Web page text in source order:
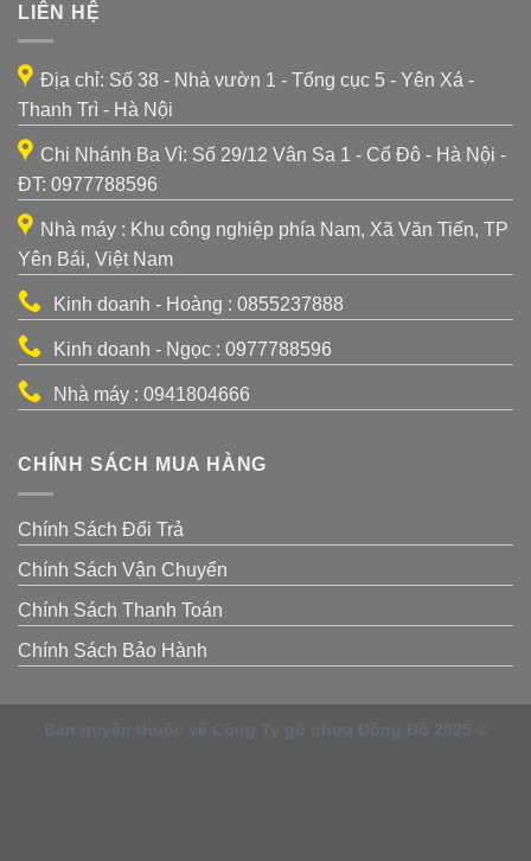
LIÊN HỆ
Địa chỉ: Số 38 - Nhà vườn 1 - Tổng cục 5 - Yên Xá -
Thanh Trì - Hà Nội
Chi Nhánh Ba Vì: Số 29/12 Vân Sa 1 - Cổ Đô - Hà Nội -
ĐT: 0977788596
Nhà máy : Khu công nghiệp phía Nam, Xã Văn Tiến, TP
Yên Bái, Việt Nam
Kinh doanh - Hoàng : 0855237888
Kinh doanh - Ngọc : 0977788596
Nhà máy : 0941804666
CHÍNH SÁCH MUA HÀNG
Chính Sách Đổi Trả
Chính Sách Vận Chuyển
Chính Sách Thanh Toán
Chính Sách Bảo Hành